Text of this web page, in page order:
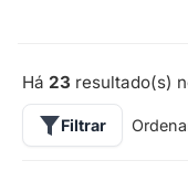
Há 23 resultado(s)
Filtrar